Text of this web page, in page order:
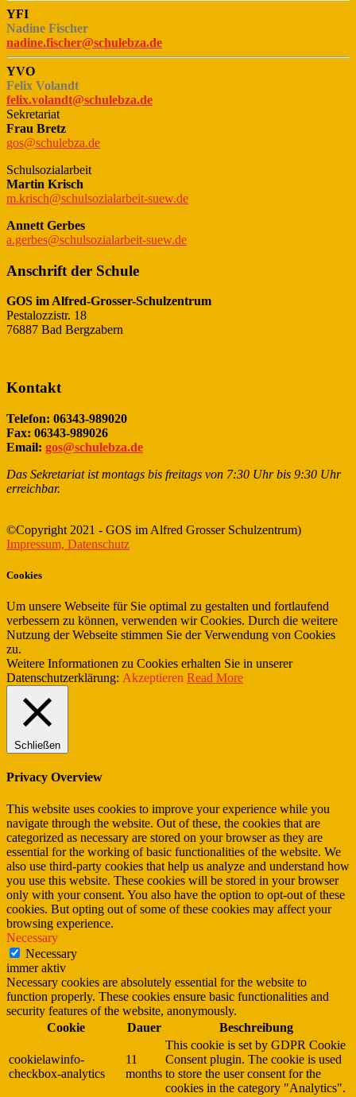
YFI
Nadine Fischer
nadine.fischer@schulebza.de
YVO
Felix Volandt
felix.volandt@schulebza.de
Sekretariat
Frau Bretz
gos@schulebza.de
Schulsozialarbeit
Martin Krisch
m.krisch@schulsozialarbeit-suew.de
Annett Gerbes
a.gerbes@schulsozialarbeit-suew.de
Anschrift der Schule
GOS im Alfred-Grosser-Schulzentrum
Pestalozzistr. 18
76887 Bad Bergzabern
Kontakt
Telefon: 06343-989020
Fax: 06343-989026
Email: gos@schulebza.de
Das Sekretariat ist montags bis freitags von 7:30 Uhr bis 9:30 Uhr
erreichbar.
©Copyright 2021 - GOS im Alfred Grosser Schulzentrum)
Impressum, Datenschutz
Cookies
Um unsere Webseite für Sie optimal zu gestalten und fortlaufend
verbessern zu können, verwenden wir Cookies. Durch die weitere
Nutzung der Webseite stimmen Sie der Verwendung von Cookies
zu.
Weitere Informationen zu Cookies erhalten Sie in unserer
Datenschutzerklärung: Akzeptieren Read More
Schließen
Privacy Overview
This website uses cookies to improve your experience while you
navigate through the website. Out of these, the cookies that are
categorized as necessary are stored on your browser as they are
essential for the working of basic functionalities of the website. We
also use third-party cookies that help us analyze and understand how
you use this website. These cookies will be stored in your browser
only with your consent. You also have the option to opt-out of these
cookies. But opting out of some of these cookies may affect your
browsing experience.
Necessary
Necessary
immer aktiv
Necessary cookies are absolutely essential for the website to
function properly. These cookies ensure basic functionalities and
security features of the website, anonymously.
Cookie
Dauer Beschreibung
cookielawinfo-
checkbox-analytics
11
months
This cookie is set by GDPR Cookie
Consent plugin. The cookie is used
to store the user consent for the
cookies in the category "Analytics".